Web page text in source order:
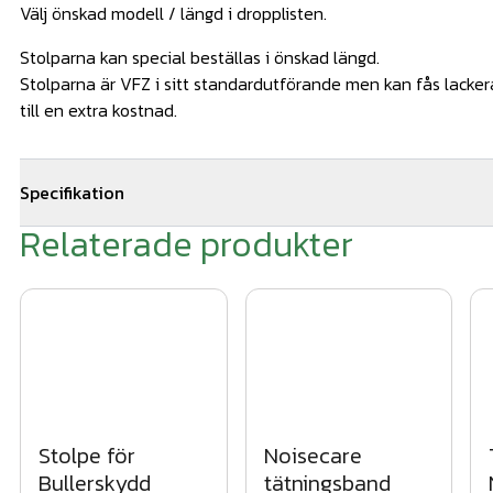
Välj önskad modell / längd i dropplisten.
Stolparna kan special beställas i önskad längd.
Stolparna är VFZ i sitt standardutförande men kan fås
till en extra kostnad.
Specifikation
Längd stolpe: 3000mm (ex fotplatta 20mm)Vikt:
20x260x300mmHålbild: 4 x Ø30mmVikt endast fotplatta: 12,2
endast stolpe lpm. :31,2kgRostskydd: Varmgalvaniserat
Relaterade produkter
Stolpe för
Bullerskydd
Noisecare
tätningsband